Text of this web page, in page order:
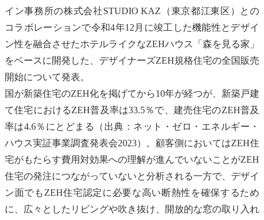
イン事務所の株式会社STUDIO KAZ（東京都江東区）との
コラボレーションで令和4年12月に竣工した機能性とデザイ
ン性を融合させたホテルライクなZEHハウス「森を見る家」
をベースに開発した、デザイナーズZEH規格住宅の全国販売
開始について発表。
国が新築住宅のZEH化を掲げてから10年が経つが、新築戸建
て住宅におけるZEH普及率は33.5％で、建売住宅のZEH普及
率は4.6％にとどまる（出典： ネット・ゼロ・エネルギー・
ハウス実証事業調査発表会2023）。顧客側においてはZEH住
宅がもたらす費用対効果への理解が進んでいないことがZEH
住宅の発注につながっていないと分析される一方で、デザイ
ン面でも ZEH住宅認定に必要な高い断熱性を確保するため
に、広々としたリビングや吹き抜け、開放的な窓の取り入れ